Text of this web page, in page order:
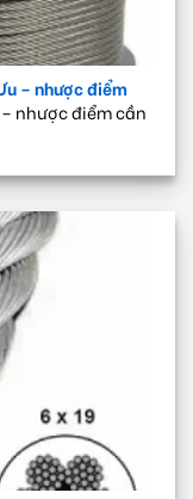
– nhược điểm
nhược điểm cần